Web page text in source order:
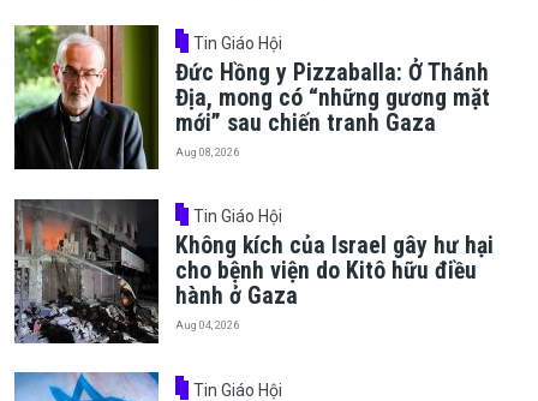
Tin Giáo Hội
Đức Hồng y Pizzaballa: Ở Thánh
Địa, mong có “những gương mặt
mới” sau chiến tranh Gaza
Aug 08, 2026
Tin Giáo Hội
Không kích của Israel gây hư hại
cho bệnh viện do Kitô hữu điều
hành ở Gaza
Aug 04, 2026
Tin Giáo Hội